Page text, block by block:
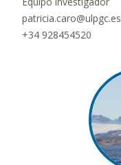
patricia.caro@ulpgc.es
+34 928454520